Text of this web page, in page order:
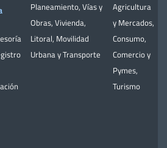
Planeamiento, Vías y
Obras, Vivienda,
Litoral, Movilidad
Urbana y Transporte
Agricultura
y Mercados,
Consumo,
Comercio y
Pymes,
Turismo